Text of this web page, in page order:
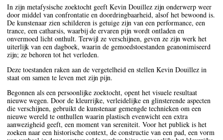
In zijn metafysische zoektocht geeft Kevin Douillez zijn onderwerp weer
door middel van confrontatie en doordringbaarheid, alsof het bewoond is.
De kunstenaar zien schilderen is getuige zijn van een performance, een
trance, een catharsis, waarbij de ervaren pijn wordt ontladen en
onvermoed licht onthult. Terwijl ze verschijnen, geven ze zijn werk het
uiterlijk van een dagboek, waarin de gemoedstoestanden geanonimiseerd
zijn; ze behoren tot het verleden.
Deze toestanden raken aan de vergetelheid en stellen Kevin Douillez in
staat om samen te leven met zijn pijn.
Begonnen als een persoonlijke zoektocht, opent het visuele resultaat
nieuwe wegen. Door de kleurrijke, verleidelijke en glinsterende aspecten
die verschijnen, gebruikt de kunstenaar gemengde technieken om een
nieuwe wereld te onthullen waarin plastisch evenwicht een extra
aanwezigheid geeft, een moment van sereniteit. Voor het publiek is het
zoeken naar een historische context, de constructie van een pad, een vorm